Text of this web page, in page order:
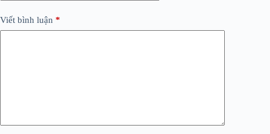
Viết bình luận *